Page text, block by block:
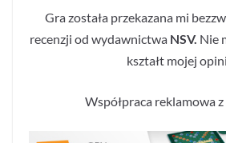
Gra została przekazana mi
recenzji od wydawnictwa NSV. Nie
kształt mojej
Współpraca reklamowa